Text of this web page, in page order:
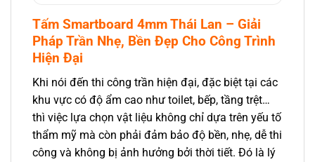
Tấm Smartboard 4mm Thái Lan – Giải
Pháp Trần Nhẹ, Bền Đẹp Cho Công Trình
Hiện Đại
Khi nói đến thi công trần hiện đại, đặc biệt tại các
khu vực có độ ẩm cao như toilet, bếp, tầng trệt…
thì việc lựa chọn vật liệu không chỉ dựa trên yếu tố
thẩm mỹ mà còn phải đảm bảo độ bền, nhẹ, dễ thi
công và không bị ảnh hưởng bởi thời tiết. Đó là lý